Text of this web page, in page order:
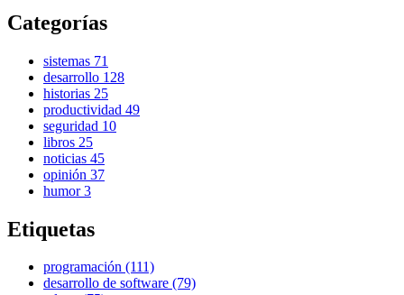
Categorías
sistemas 71
desarrollo 128
historias 25
productividad 49
seguridad 10
libros 25
noticias 45
opinión 37
humor3
Etiquetas
programación (111)
desarrollo de software (79)